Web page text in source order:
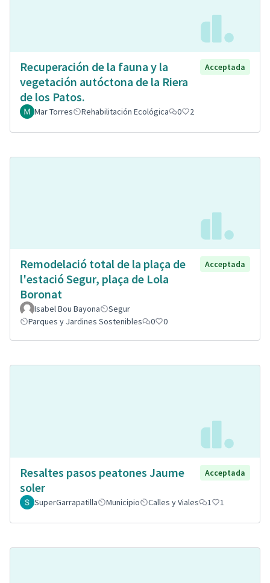
Recuperación de la fauna y la
vegetación autóctona de la Riera
de los Patos.
Acceptada
Mar Torres Rehabilitación Ecológica 0 2
Remodelació total de la plaça de
l'estació Segur, plaça de Lola
Boronat
Acceptada
Isabel Bou Bayona
Segur
Parques y Jardines Sostenibles
0 0
Resaltes pasos peatones Jaume
soler
Acceptada
SuperGarrapatilla Municipio Calles y Viales 1 1